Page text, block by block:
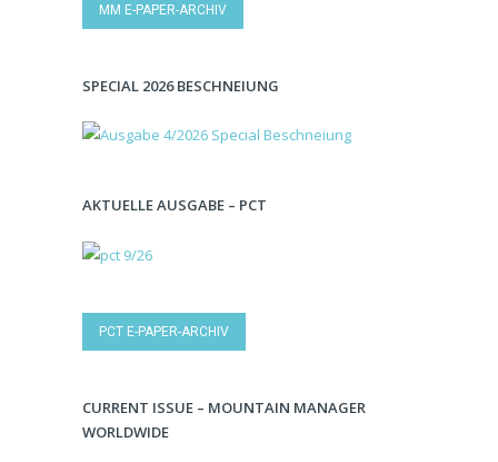
MM E-PAPER-ARCHIV
SPECIAL 2026 BESCHNEIUNG
AKTUELLE AUSGABE – PCT
PCT E-PAPER-ARCHIV
CURRENT ISSUE – MOUNTAIN MANAGER
WORLDWIDE